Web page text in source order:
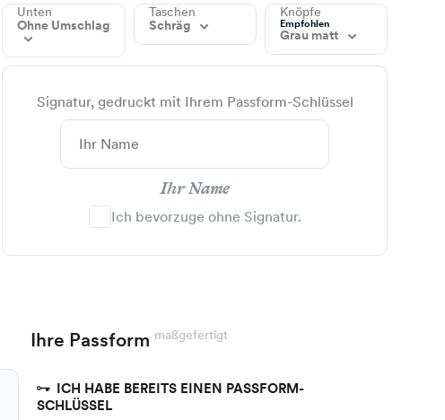
Unten
Ohne Umschlag
Taschen
Schräg
Knöpfe
Empfohlen
Grau matt
Signatur, gedruckt mit Ihrem Passform-Schlüssel
Ihr Name
Ich bevorzuge ohne Signatur.
Ihre Passform maßgefertigt
ICH HABE BEREITS EINEN PASSFORM-
SCHLÜSSEL